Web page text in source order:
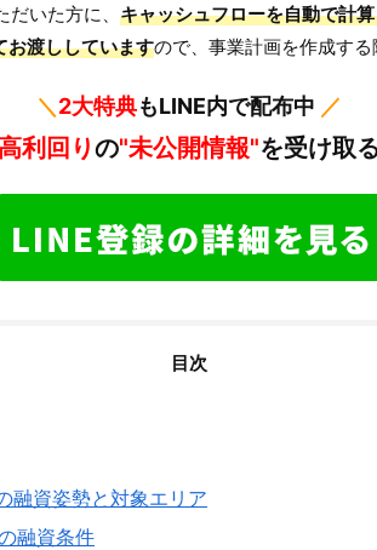
いた方に、 キャッシュフローを自動で計
お渡ししていますので、事業計画を作成する
＼ 2大特典もLINE内で配布中 ／
利回りの"未公開情報"を受け取
目次
融資姿勢と対象エリア
融資条件